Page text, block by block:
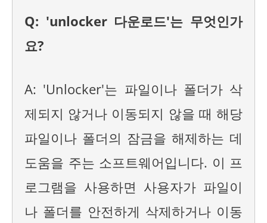
Q: 'unlocker 다운로드'는 무엇인가
요?
A: 'Unlocker'는 파일이나 폴더가 삭
제되지 않거나 이동되지 않을 때 해당
파일이나 폴더의 잠금을 해제하는 데
도움을 주는 소프트웨어입니다. 이 프
로그램을 사용하면 사용자가 파일이
나 폴더를 안전하게 삭제하거나 이동